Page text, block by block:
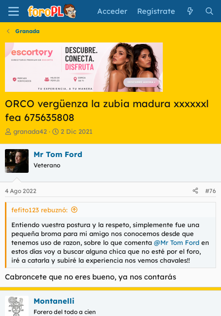
Acceder Regístrate
Granada
ORCO vergüenza la zubia madura xxxxxxl
fea 675635808
I
i
c
i
a
d
o
r
d
l
t
e
m
a
granada42
F
h
e
n
i
i
o
2 Dic 2021
Mr Tom Ford
Veterano
4 Ago 2022 #76
fefito123 rebuznó:
Entiendo vuestra postura y la respeto, simplemente fue una
pequeña broma para mi amigo nos conocemos desde que
tenemos uso de razon, sobre lo que comenta @Mr Tom Ford en
estos días voy a buscar alguna chica que no esté por el foro,
iré a catarla y subiré la experiencia nos vemos chavales!!
Cabroncete que no eres bueno, ya nos contarás
Montanelli
Forero del todo a cien